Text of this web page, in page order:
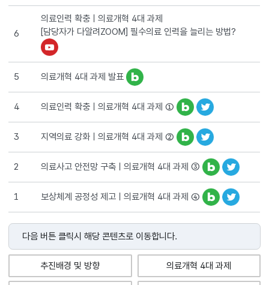
6
의료인력 확충ㅣ의료개혁 4대 과제
[담당자가 다알려ZOOM] 필수의료 인력을 늘리는 방법?
5 의료개혁 4대 과제 발표
4 의료인력 확충ㅣ의료개혁 4대 과제 ①
3 지역의료 강화ㅣ의료개혁 4대 과제 ②
2 의료사고 안전망 구축ㅣ의료개혁 4대 과제 ③
1 보상체계 공정성 제고ㅣ의료개혁 4대 과제 ④
다음 버튼 클릭시 해당 콘텐츠로 이동합니다.
추진배경 및 방향 의료개혁 4대 과제